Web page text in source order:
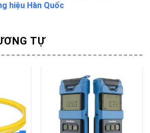
hiệu Hàn Quốc
TỰ